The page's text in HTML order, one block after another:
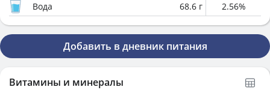
Вода
68.6 г 2.56%
Добавить в дневник питания
Витамины и минералы